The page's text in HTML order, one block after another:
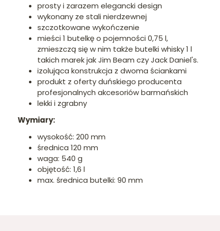
prosty i zarazem elegancki design
wykonany ze stali nierdzewnej
szczotkowane wykończenie
mieści 1 butelkę o pojemności 0,75 l,
zmieszczą się w nim także butelki whisky 1 l
takich marek jak Jim Beam czy Jack Daniel's.
izolująca konstrukcja z dwoma ściankami
produkt z oferty duńskiego producenta
profesjonalnych akcesoriów barmańskich
lekki i zgrabny
Wymiary:
wysokość: 200 mm
średnica 120 mm
waga: 540 g
objętość: 1,6 l
max. średnica butelki: 90 mm